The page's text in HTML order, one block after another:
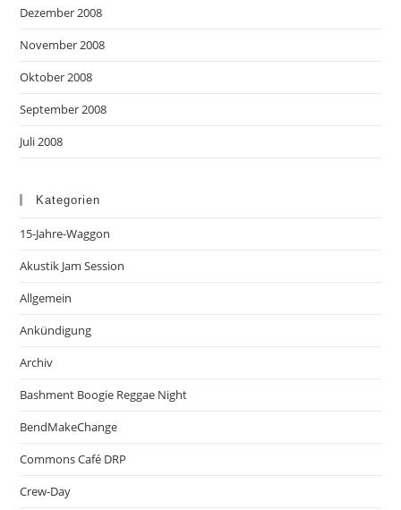
Dezember 2008
November 2008
Oktober 2008
September 2008
Juli 2008
Kategorien
15-Jahre-Waggon
Akustik Jam Session
Allgemein
Ankündigung
Archiv
Bashment Boogie Reggae Night
BendMakeChange
Commons Café DRP
Crew-Day